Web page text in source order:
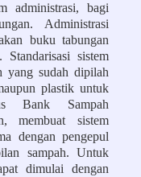
administrasi, bagi
Administrasi
buku tabungan
Standarisasi sistem
yang sudah dipilah
plastik untuk
Bank Sampah
membuat sistem
dengan pengepul
sampah. Untuk
dimulai dengan